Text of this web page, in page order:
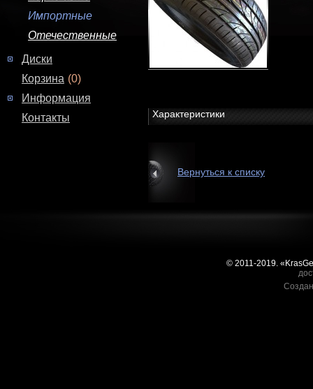
Импортные
Отечественные
Диски
Корзина (0)
Информация
Контакты
Характеристики
Вернуться к списку
© 2011-2019.